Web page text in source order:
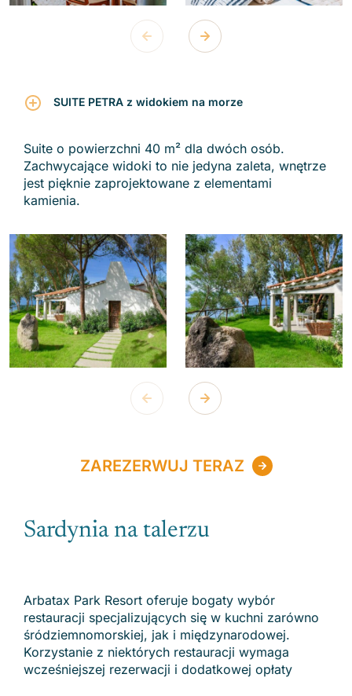
SUITE PETRA z widokiem na morze
Suite o powierzchni 40 m² dla dwóch osób.
Zachwycające widoki to nie jedyna zaleta, wnętrze
jest pięknie zaprojektowane z elementami
kamienia.
ZAREZERWUJ TERAZ
Sardynia na talerzu
Arbatax Park Resort oferuje bogaty wybór
restauracji specjalizujących się w kuchni zarówno
śródziemnomorskiej, jak i międzynarodowej.
Korzystanie z niektórych restauracji wymaga
wcześniejszej rezerwacji i dodatkowej opłaty